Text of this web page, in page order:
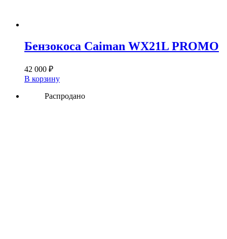
Бензокоса Caiman WX21L PROMO
42 000 ₽
В корзину
Распродано